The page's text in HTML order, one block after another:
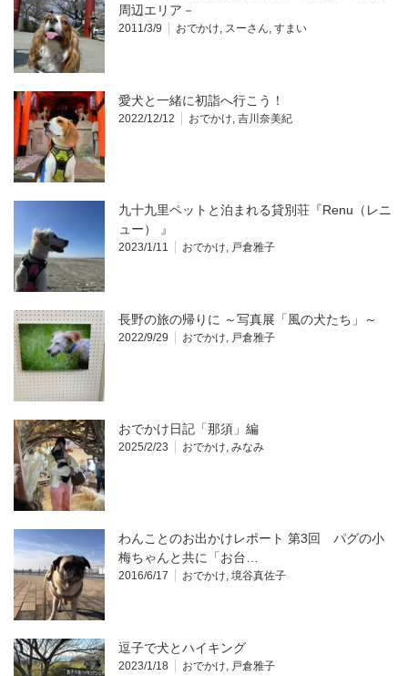
周辺エリア－
2011/3/9 おでかけ スーさん すまい
愛犬と一緒に初詣へ行こう！
2022/12/12 おでかけ 吉川奈美紀
九十九里ペットと泊まれる貸別荘『Renu（レニ
ュー） 』
2023/1/11 おでかけ 戸倉雅子
長野の旅の帰りに ～写真展「風の犬たち」～
2022/9/29 おでかけ 戸倉雅子
おでかけ日記「那須」編
2025/2/23 おでかけ みなみ
わんことのお出かけレポート 第3回 パグの小
梅ちゃんと共に「お台…
2016/6/17 おでかけ 境谷真佐子
逗子で犬とハイキング
2023/1/18 おでかけ 戸倉雅子